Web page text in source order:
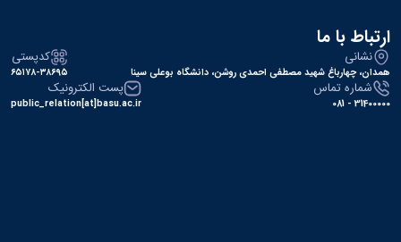
ارتباط با ما
نشانی
همدان، چهارباغ شهید مصطفی احمدی روشن، دانشگاه بوعلی سینا
کدپستی
۶۵۱۷۸-۳۸۶۹۵
شماره تماس
31400000 - 081
پست الکترونیک
public_relation[at]basu.ac.ir